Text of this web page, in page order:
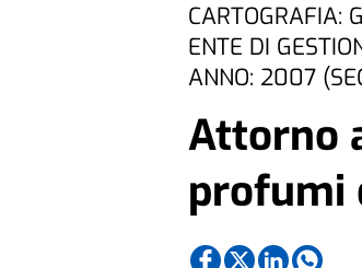
CARTOGRAFIA:
ENTE DI
ANNO: 2007
Attorno
profumi